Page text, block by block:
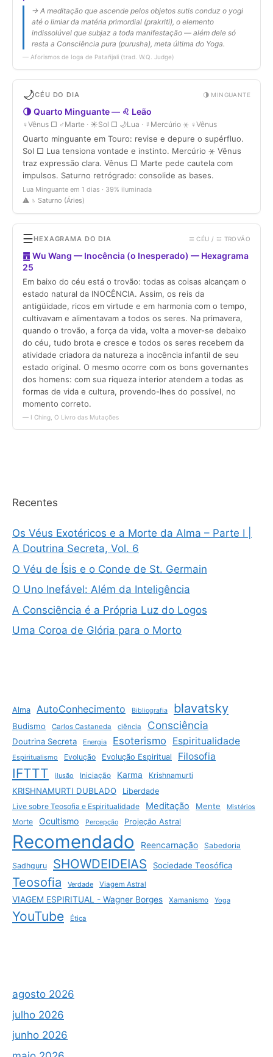
Recentes
Os Véus Exotéricos e a Morte da Alma – Parte I |
A Doutrina Secreta, Vol. 6
O Véu de Ísis e o Conde de St. Germain
O Uno Inefável: Além da Inteligência
A Consciência é a Própria Luz do Logos
Uma Coroa de Glória para o Morto
Alma AutoConhecimento Bibliografia blavatsky
Budismo Carlos Castaneda ciência Consciência
Doutrina Secreta Energia Esoterismo Espiritualidade
Espiritualismo Evolução Evolução Espiritual Filosofia
IFTTT ilusão Iniciação Karma Krishnamurti
KRISHNAMURTI DUBLADO
Liberdade
Live sobre Teosofia e Espiritualidade
Meditação Mente Mistérios
Morte Ocultismo Percepção Projeção Astral
Recomendado Reencarnação Sabedoria
Sadhguru SHOWDEIDEIAS Sociedade Teosófica
Teosofia Verdade Viagem Astral
VIAGEM ESPIRITUAL - Wagner Borges Xamanismo Yoga
YouTube Ética
agosto 2026
julho 2026
junho 2026